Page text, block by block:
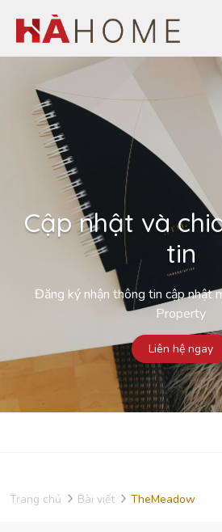
Cập nhật và
tin
Đăng ký nhận thông tin cập nhật
Property
Liên hệ ngay
Trang chủ Bài viết TheMeadow